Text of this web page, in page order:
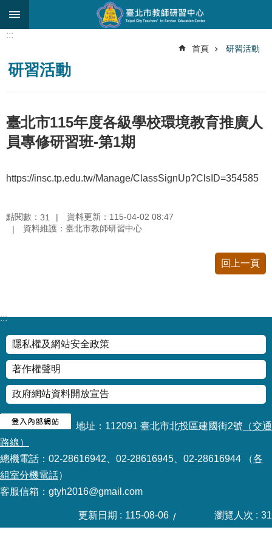
跳到主要內容區塊
搜
尋
於
中
心
究
研
商
輔
導
支
持
服
務
教
學
資
源
資
:::
首頁 研習活動
研習活動
臺北市115年度各級學校環境教育推廣人
員專修研習班-第1期
https://insc.tp.edu.tw/Manage/ClassSignUp?ClsID=354585
點閱數： 31
資料更新：115-04-02 08:47
資料維護：臺北市教師研習中心
回上一頁
:::
隱私權及網站安全政策
著作權聲明
政府網站資料開放宣告
地址：112091 臺北市北投區建國街2號 （交通
路線）
總機電話：02-28616942、02-28616945、02-28616944 （各
組室分機電話）
客服信箱：gtyh2016@gmail.com
更新日期 115-08-06 瀏覽人次 31